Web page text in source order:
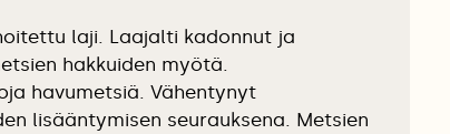
laji. Laajalti kadonnut ja
hakkuiden myötä.
havumetsiä. Vähentynyt
lisääntymisen seurauksena. Metsien